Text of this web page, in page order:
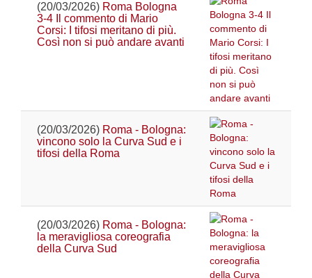
(20/03/2026) Roma Bologna
3-4 Il commento di Mario
Corsi: I tifosi meritano di più.
Così non si può andare avanti
(20/03/2026) Roma - Bologna:
vincono solo la Curva Sud e i
tifosi della Roma
(20/03/2026) Roma - Bologna:
la meravigliosa coreografia
della Curva Sud